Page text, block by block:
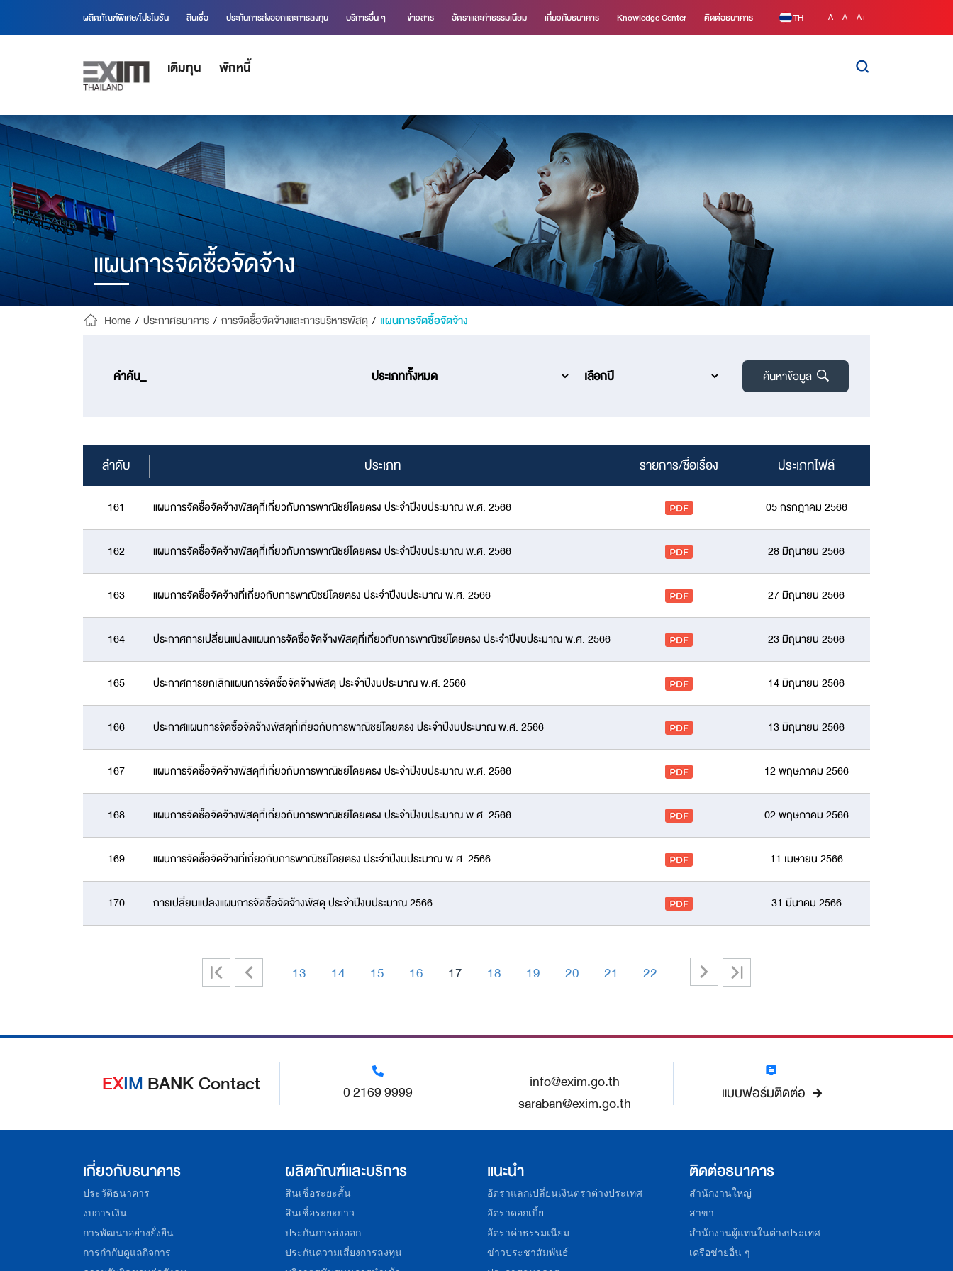
ผลิตภัณฑ์พิเศษ/โปรโมชัน สินเชื่อ ประกันการส่งออกและการลงทุน บริการอื่น ๆ ข่าวสาร อัตราและค่าธรรมเนียม เกี่ยวกับธนาคาร Knowledge Center ติดต่อธนาคาร TH -A A A+
เติมทุน พักหนี้
แผนการจัดซื้อจัดจ้าง
Home / ประกาศธนาคาร / การจัดซื้อจัดจ้างและการบริหารพัสดุ / แผนการจัดซื้อจัดจ้าง
ค้นหาข้อมูล
ลำดับ ประเภท รายการ/ชื่อเรื่อง ประเภทไฟล์
161 แผนการจัดซื้อจัดจ้างพัสดุที่เกี่ยวกับการพาณิชย์โดยตรง ประจำปีงบประมาณ พ.ศ. 2566 05 กรกฎาคม 2566
162 แผนการจัดซื้อจัดจ้างพัสดุที่เกี่ยวกับการพาณิชย์โดยตรง ประจำปีงบประมาณ พ.ศ. 2566 28 มิถุนายน 2566
163 แผนการจัดซื้อจัดจ้างที่เกี่ยวกับการพาณิชย์โดยตรง ประจำปีงบประมาณ พ.ศ. 2566 27 มิถุนายน 2566
164 ประกาศการเปลี่ยนแปลงแผนการจัดซื้อจัดจ้างพัสดุที่เกี่ยวกับการพาณิชย์โดยตรง ประจำปีงบประมาณ พ.ศ. 2566 23 มิถุนายน 2566
165 ประกาศการยกเลิกแผนการจัดซื้อจัดจ้างพัสดุ ประจำปีงบประมาณ พ.ศ. 2566 14 มิถุนายน 2566
166 ประกาศแผนการจัดซื้อจัดจ้างพัสดุที่เกี่ยวกับการพาณิชย์โดยตรง ประจำปีงบประมาณ พ.ศ. 2566 13 มิถุนายน 2566
167 แผนการจัดซื้อจัดจ้างพัสดุที่เกี่ยวกับการพาณิชย์โดยตรง ประจำปีงบประมาณ พ.ศ. 2566 12 พฤษภาคม 2566
168 แผนการจัดซื้อจัดจ้างพัสดุที่เกี่ยวกับการพาณิชย์โดยตรง ประจำปีงบประมาณ พ.ศ. 2566 02 พฤษภาคม 2566
169 แผนการจัดซื้อจัดจ้างที่เกี่ยวกับการพาณิชย์โดยตรง ประจำปีงบประมาณ พ.ศ. 2566 11 เมษายน 2566
170 การเปลี่ยนแปลงแผนการจัดซื้อจัดจ้างพัสดุ ประจำปีงบประมาณ 2566 31 มีนาคม 2566
<
13 14 15 16 17 18 19 20 21 22 >
EXIMBANK Contact 0 2169 9999
info@exim.go.th
saraban@exim.go.th
แบบฟอร์มติดต่อ
เกี่ยวกับธนาคาร
ประวัติธนาคาร
งบการเงิน
การพัฒนาอย่างยั่งยืน
การกำกับดูแลกิจการ
ผลิตภัณฑ์และบริการ
สินเชื่อระยะสั้น
สินเชื่อระยะยาว
ประกันการส่งออก
ประกันความเสี่ยงการลงทุน
แนะนำ
อัตราแลกเปลี่ยนเงินตราต่างประเทศ
อัตราดอกเบี้ย
อัตราค่าธรรมเนียม
ข่าวประชาสัมพันธ์
ติดต่อธนาคาร
สำนักงานใหญ่
สาขา
สำนักงานผู้แทนในต่างประเทศ
เครือข่ายอื่น ๆ